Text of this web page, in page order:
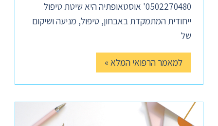
0502270480' אוסטאופתיה היא שיטת טיפול
ייחודית המתמקדת באבחון, טיפול, מניעה ושיקום
של
למאמר הרפואי המלא »